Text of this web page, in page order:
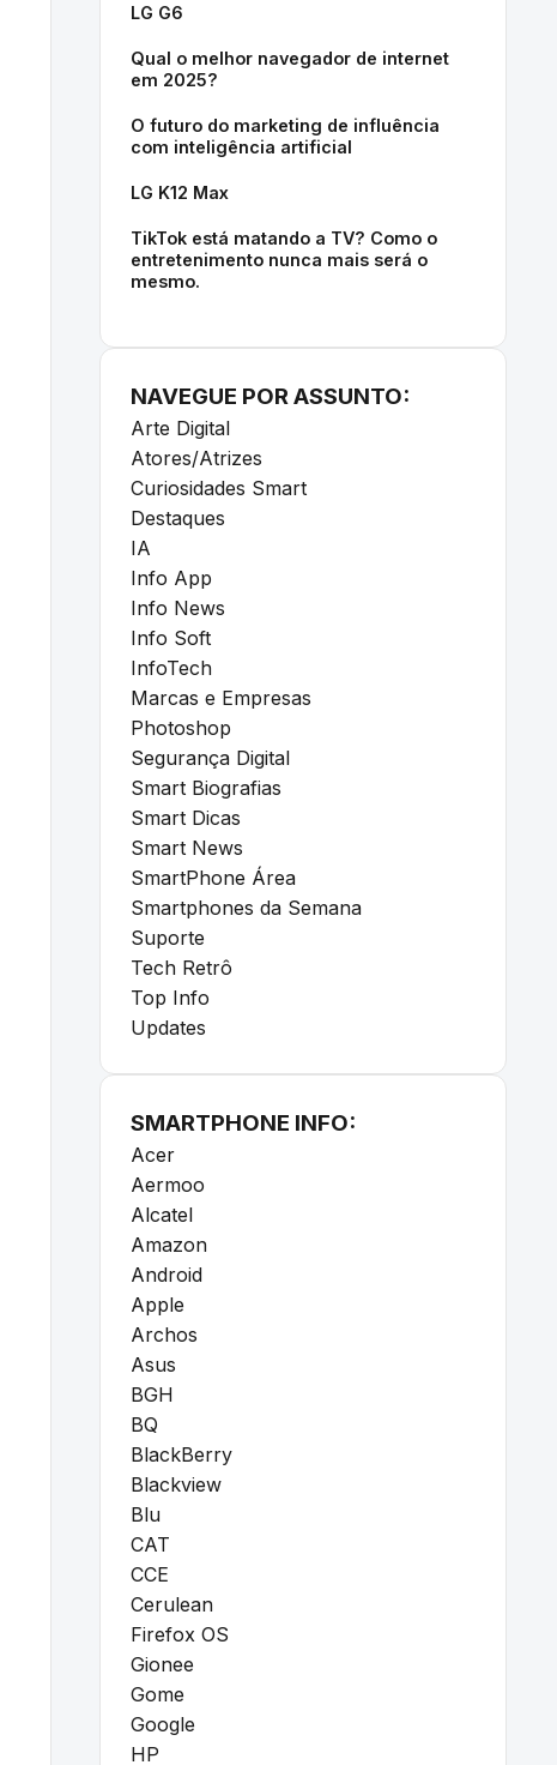
LG G6
Qual o melhor navegador de internet
em 2025?
O futuro do marketing de influência
com inteligência artificial
LG K12 Max
TikTok está matando a TV? Como o
entretenimento nunca mais será o
mesmo.
NAVEGUE POR ASSUNTO:
Arte Digital
Atores/Atrizes
Curiosidades Smart
Destaques
IA
Info App
Info News
Info Soft
InfoTech
Marcas e Empresas
Photoshop
Segurança Digital
Smart Biografias
Smart Dicas
Smart News
SmartPhone Área
Smartphones da Semana
Suporte
Tech Retrô
Top Info
Updates
SMARTPHONE INFO:
Acer
Aermoo
Alcatel
Amazon
Android
Apple
Archos
Asus
BGH
BQ
BlackBerry
Blackview
Blu
CAT
CCE
Cerulean
Firefox OS
Gionee
Gome
Google
HP